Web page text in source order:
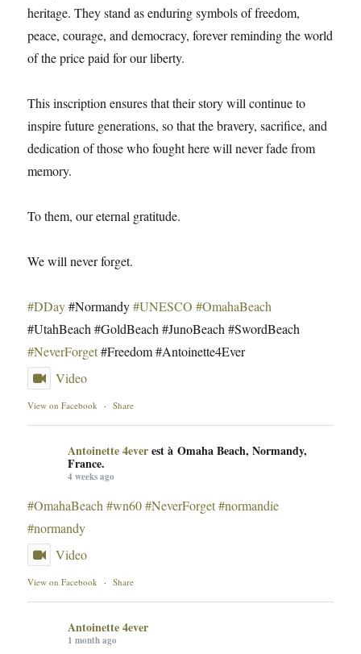
heritage. They stand as enduring symbols of freedom,
peace, courage, and democracy, forever reminding the world
of the price paid for our liberty.
This inscription ensures that their story will continue to
inspire future generations, so that the bravery, sacrifice, and
dedication of those who fought here will never fade from
memory.
To them, our eternal gratitude.
We will never forget.
#DDay#Normandy#UNESCO #OmahaBeach
#UtahBeach #GoldBeach #JunoBeach #SwordBeach
#NeverForget#Freedom #Antoinette4Ever
Video
View on Facebook · Share
Antoinette 4ever est à Omaha Beach, Normandy,
France.
4 weeks ago
#OmahaBeach #wn60 #NeverForget #normandie
#normandy
Video
View on Facebook · Share
Antoinette 4ever
1 month ago